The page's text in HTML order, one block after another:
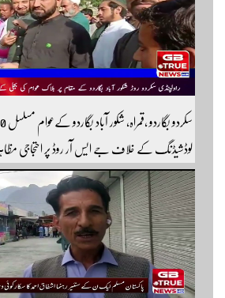
لوڈشیڈنگ کے خلاف جے ایس آر روڈ پر احتجاجی
قسم کی ٹریفک کے لئے بند۔۔ مزید اپڈیٹس کے
سبسکرائب کریں